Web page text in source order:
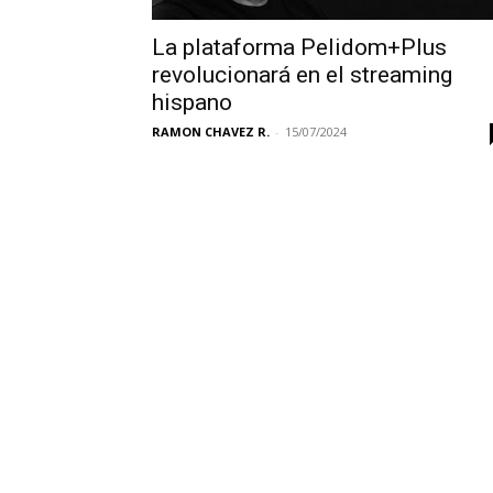
La plataforma Pelidom+Plus
revolucionará en el streaming
hispano
RAMON CHAVEZ R. - 15/07/2024